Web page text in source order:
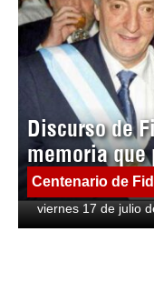
Discurso de
memoria que
Centenario de
viernes 17 de julio